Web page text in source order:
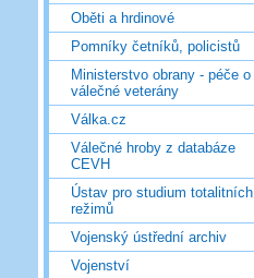
Oběti a hrdinové
Pomníky četníků, policistů
Ministerstvo obrany - péče o
válečné veterány
Válka.cz
Válečné hroby z databáze
CEVH
Ústav pro studium totalitních
režimů
Vojenský ústřední archiv
Vojenství